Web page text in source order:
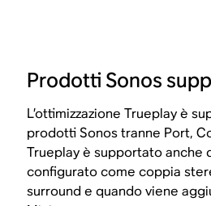
Prodotti Sonos
L’ottimizzazione Trueplay è
prodotti Sonos tranne Port,
Trueplay è supportato anche
configurato come coppia
surround e quando viene